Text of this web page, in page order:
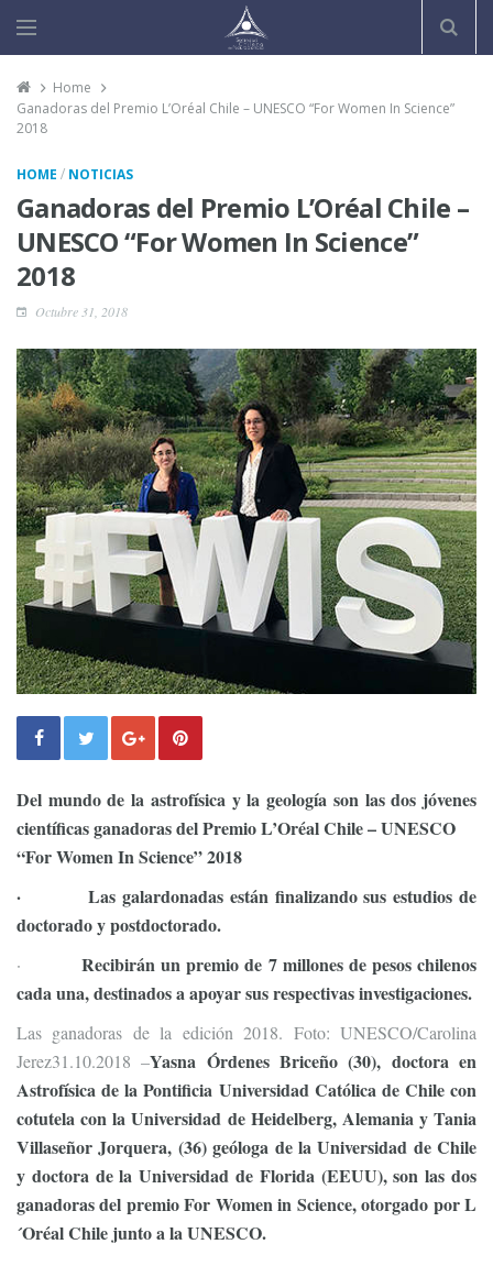
Home
Ganadoras del Premio L’Oréal Chile – UNESCO “For Women In Science”
2018
HOME / NOTICIAS
Ganadoras del Premio L’Oréal Chile –
UNESCO “For Women In Science”
2018
Octubre 31, 2018
Del mundo de la astrofísica y la geología son las dos jóvenes
científicas ganadoras del Premio L’Oréal Chile – UNESCO
“For Women In Science” 2018
·Las galardonadas están finalizando sus estudios de
doctorado y postdoctorado.
·Recibirán un premio de 7 millones de pesos chilenos
cada una, destinados a apoyar sus respectivas investigaciones.
Las ganadoras de la edición 2018. Foto: UNESCO/Carolina
Jerez31.10.2018 –Yasna Órdenes Briceño (30), doctora en
Astrofísica de la Pontificia Universidad Católica de Chile con
cotutela con la Universidad de Heidelberg, Alemania y Tania
Villaseñor Jorquera, (36) geóloga de la Universidad de Chile
y doctora de la Universidad de Florida (EEUU), son las dos
ganadoras del premio For Women in Science, otorgado por L
´Oréal Chile junto a la UNESCO.